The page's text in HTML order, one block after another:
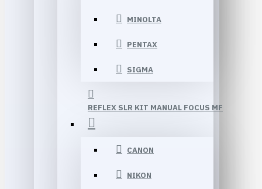
MINOLTA
PENTAX
SIGMA
REFLEX SLR KIT MANUAL FOCUS MF
CANON
NIKON